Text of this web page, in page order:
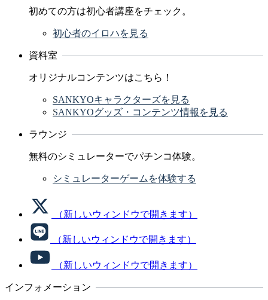
初めての方は初心者講座をチェック。
初心者のイロハを見る
資料室
オリジナルコンテンツはこちら！
SANKYOキャラクターズを見る
SANKYOグッズ・コンテンツ情報を見る
ラウンジ
無料のシミュレーターでパチンコ体験。
シミュレーターゲームを体験する
（新しいウィンドウで開きます）
（新しいウィンドウで開きます）
（新しいウィンドウで開きます）
インフォメーション